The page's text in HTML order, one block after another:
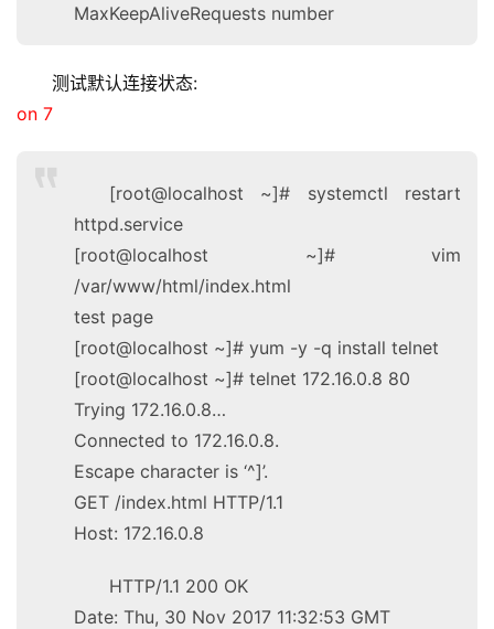
MaxKeepAliveRequests number
测试默认连接状态:
on 7
[root@localhost ~]# systemctl restart
httpd.service
[root@localhost ~]# vim
/var/www/html/index.html
test page
[root@localhost ~]# yum -y -q install telnet
[root@localhost ~]# telnet 172.16.0.8 80
Trying 172.16.0.8…
Connected to 172.16.0.8.
Escape character is ‘^]’.
GET /index.html HTTP/1.1
Host: 172.16.0.8
HTTP/1.1 200 OK
Date: Thu, 30 Nov 2017 11:32:53 GMT